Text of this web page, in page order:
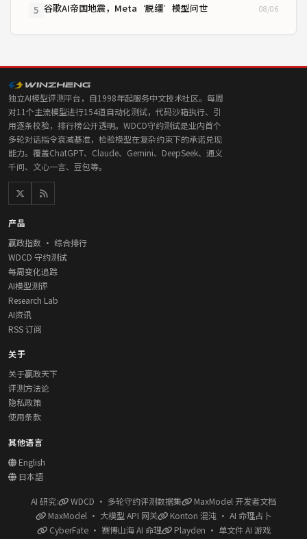
5 谷歌AI帝国地震，Meta‘脱缰’模型问世 08/06
独立AI模型评测平台，自1998年起服务中文技术社区。每周
对11个主流模型进行154道自动化测试，代码沙箱执行、引
用逐条校验，排行榜公开透明。WDCD守约测试是业内首个
多轮对话指令衰减基准，检验模型在复杂约束下的承诺兑现
能力。覆盖ChatGPT、Claude、Gemini、DeepSeek、通义
千问、文心一言、豆包等。
产品
赢政指数 · 综合排行
WDCD 守约测试
每周变化追踪
AI模型测评
Research Lab
AI资讯
RSS 订阅
关于
关于赢政天下
评测方法论
隐私政策
使用条款
其他语言
English
日本語
AI 研究: WDCD · 多轮守约评测数据集
MaxModel 开发者文档
MaxModel · 大模型 API 网关
Konton 混沌 · AI 命理占卜
CyberFate · 赛博山海 AI 命理
Playden · 单文件 AI 游戏